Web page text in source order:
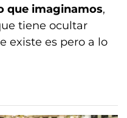
que imaginamos,
tiene ocultar
existe es pero a lo